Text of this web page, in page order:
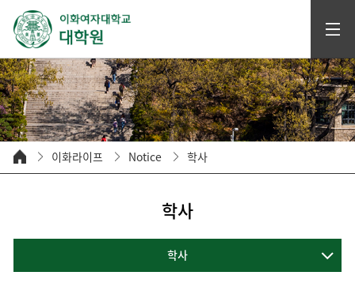
이화라이프 Notice 학사
학사
학사